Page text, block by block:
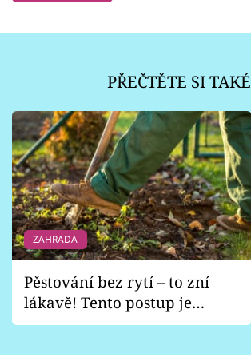
PŘEČTĚTE SI TAKÉ
ZAHRADA
Pěstování bez rytí – to zní
lákavě! Tento postup je
vhodný jen pro některé